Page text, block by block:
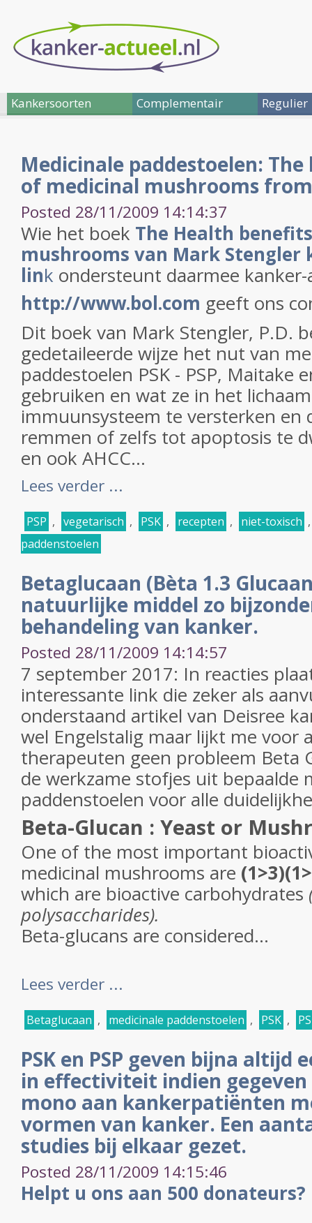
Kankersoorten Complementair Regulier
Medicinale paddestoelen:
of medicinal mushrooms
Posted 28/11/2009 14:14:37
Wie het boek The Health
mushrooms van Mark Stengler
link ondersteunt daarmee kanker-
http://www.bol.com geeft ons
Dit boek van Mark Stengler, P.D.
gedetaileerde wijze het nut van
paddestoelen PSK - PSP, Maitake
gebruiken en wat ze in het
immuunsysteem te versterken en
remmen of zelfs tot apoptosis te
en ook AHCC...
Lees verder ...
PSP , vegetarisch , PSK , recepten , niet-toxisch
paddenstoelen
Betaglucaan (Bèta 1.3
natuurlijke middel zo
behandeling van kanker.
Posted 28/11/2009 14:14:57
7 september 2017: In reacties
interessante link die zeker als
onderstaand artikel van Deisree
wel Engelstalig maar lijkt me voor
therapeuten geen probleem Beta
de werkzame stofjes uit bepaalde
paddenstoelen voor alle
Beta-Glucan : Yeast or
One of the most important
medicinal mushrooms are
which are bioactive carbohydrates
polysaccharides).
Beta-glucans are considered...
Lees verder ...
Betaglucaan , medicinale paddenstoelen , PSK ,
PSK en PSP geven bijna altijd
in effectiviteit indien
mono aan kankerpatiënten
vormen van kanker. Een
studies bij elkaar gezet.
Posted 28/11/2009 14:15:46
Helpt u ons aan 500 donateurs?